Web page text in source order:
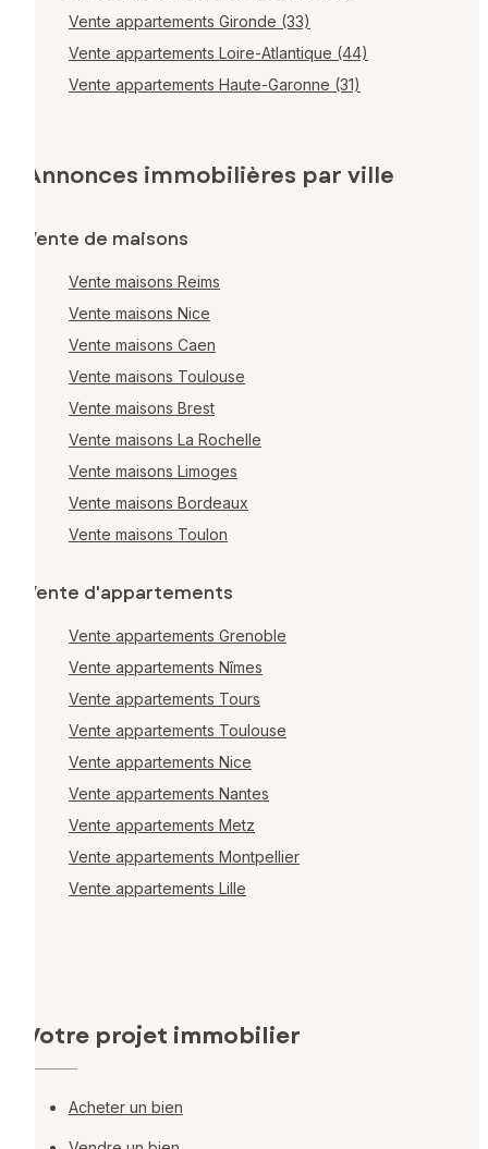
Vente appartements Gironde (33)
Vente appartements Loire-Atlantique (44)
Vente appartements Haute-Garonne (31)
Annonces immobilières par ville
Vente de maisons
Vente maisons Reims
Vente maisons Nice
Vente maisons Caen
Vente maisons Toulouse
Vente maisons Brest
Vente maisons La Rochelle
Vente maisons Limoges
Vente maisons Bordeaux
Vente maisons Toulon
Vente d'appartements
Vente appartements Grenoble
Vente appartements Nîmes
Vente appartements Tours
Vente appartements Toulouse
Vente appartements Nice
Vente appartements Nantes
Vente appartements Metz
Vente appartements Montpellier
Vente appartements Lille
Votre projet immobilier
Acheter un bien